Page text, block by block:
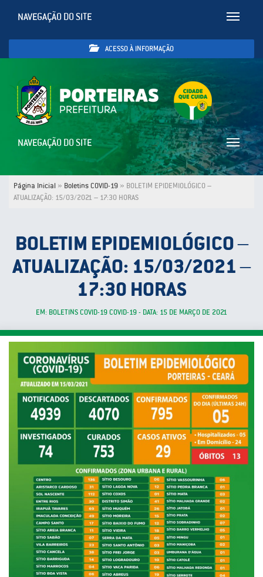
Toggle
NAVEGAÇÃO DO SITE
ACESSO À INFORMAÇÃO
Toggle
NAVEGAÇÃO DO SITE
Página Inicial » Boletins COVID-19 » BOLETIM EPIDEMIOLÓGICO –
ATUALIZAÇÃO: 15/03/2021 – 17:30 HORAS
BOLETIM EPIDEMIOLÓGICO –
ATUALIZAÇÃO: 15/03/2021 –
17:30 HORAS
EM: BOLETINS COVID-19 COVID-19 - DATA: 15 DE MARÇO DE 2021